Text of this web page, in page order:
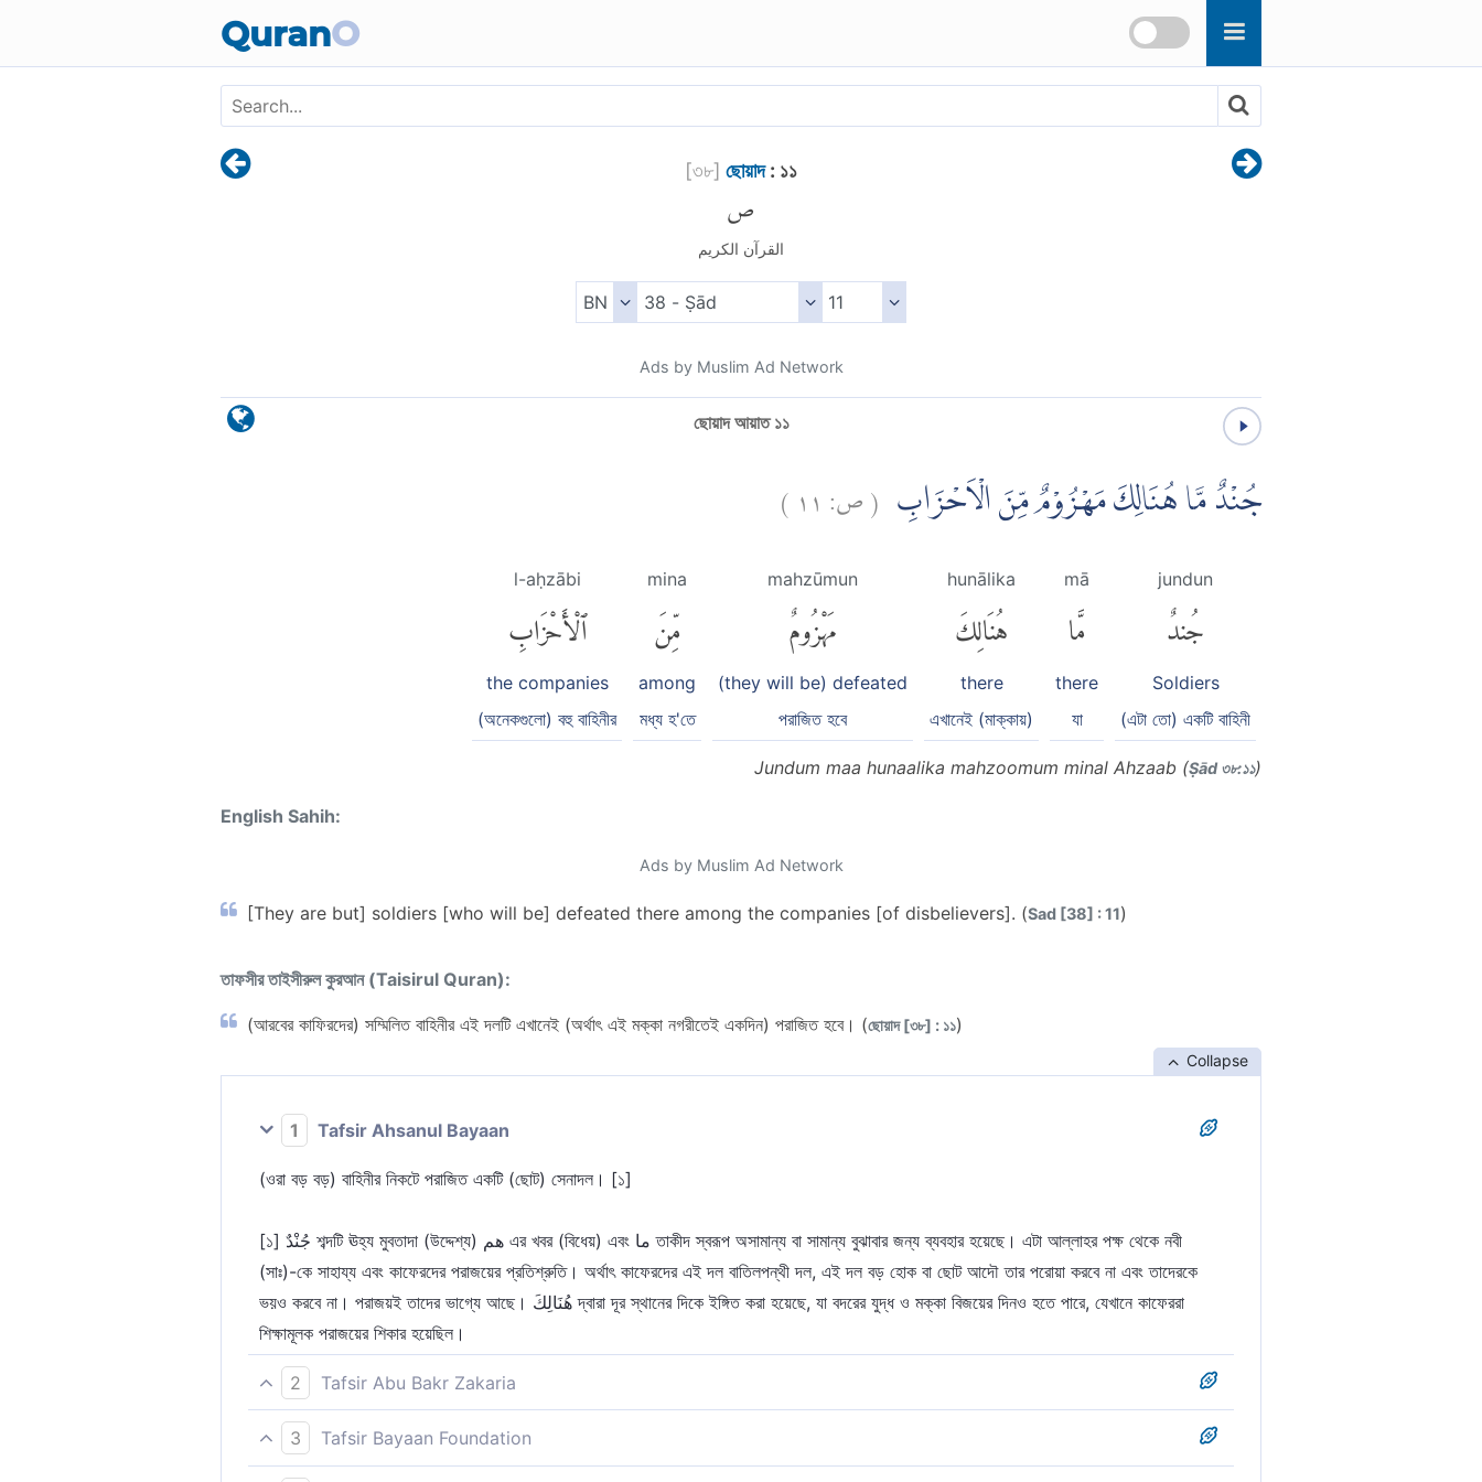
QuranO
[৩৮] ছোয়াদ: ১১
ص
القرآن الكريم
Ads by Muslim Ad Network
ছোয়াদ আয়াত ১১
جُنْدٌ مَّا هُنَالِكَ مَهْزُوْمٌ مِّنَ الْاَحْزَابِ (ص: ١١ )
jundun
جُندٌ
Soldiers
(এটা তো) একটি বাহিনী
mā
مَّا
there
যা
hunālika
هُنَالِكَ
there
এখানেই (মাক্কায়)
mahzūmun
مَهْزُومٌ
(they will be) defeated
পরাজিত হবে
mina
مِّنَ
among
মধ্য হ'তে
l-aḥzābi
ٱلْأَحْزَابِ
the companies
(অনেকগুলো) বহু বাহিনীর
Jundum maa hunaalika mahzoomum minal Ahzaab (Ṣād ৩৮:১১)
English Sahih:
Ads by Muslim Ad Network
[They are but] soldiers [who will be] defeated there among the companies [of disbelievers]. (Sad [38] : 11)
তাফসীর তাইসীরুল কুরআন (Taisirul Quran):
(আরবের কাফিরদের) সম্মিলিত বাহিনীর এই দলটি এখানেই (অর্থাৎ এই মক্কা নগরীতেই একদিন) পরাজিত হবে। (ছোয়াদ [৩৮] : ১১)
Collapse
1 Tafsir Ahsanul Bayaan
(ওরা বড় বড়) বাহিনীর নিকটে পরাজিত একটি (ছোট) সেনাদল। [১]
[১] جُنْدٌ শব্দটি ঊহ্য মুবতাদা (উদ্দেশ্য) هم এর খবর (বিধেয়) এবং ما তাকীদ স্বরূপ অসামান্য বা সামান্য বুঝাবার জন্য ব্যবহার হয়েছে। এটা আল্লাহর পক্ষ থেকে নবী
(সাঃ)-কে সাহায্য এবং কাফেরদের পরাজয়ের প্রতিশ্রুতি। অর্থাৎ কাফেরদের এই দল বাতিলপন্থী দল, এই দল বড় হোক বা ছোট আদৌ তার পরোয়া করবে না এবং তাদেরকে
ভয়ও করবে না। পরাজয়ই তাদের ভাগ্যে আছে। هُنَالِكَ দ্বারা দূর স্থানের দিকে ইঙ্গিত করা হয়েছে, যা বদরের যুদ্ধ ও মক্কা বিজয়ের দিনও হতে পারে, যেখানে কাফেররা
শিক্ষামূলক পরাজয়ের শিকার হয়েছিল।
2 Tafsir Abu Bakr Zakaria
এ বাহিনী সেখানে অবশ্যই পরাজিত হবে, পূর্ববতী দলসমূহের মত [১]।
3 Tafsir Bayaan Foundation